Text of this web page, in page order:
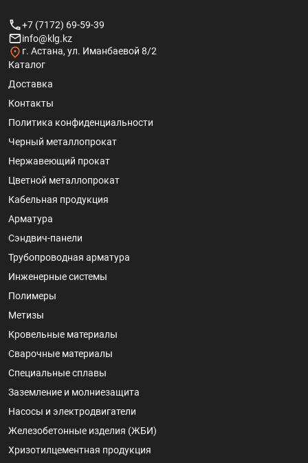
+7 (7172) 69-59-39
info@klg.kz
г. Астана, ул. Иманбаевой 8/2
Каталог
Доставка
Контакты
Политика конфиденциальности
Черный металлопрокат
Нержавеющий прокат
Цветной металлопрокат
Кабельная продукция
Арматура
Сэндвич-панели
Трубопроводная арматура
Инженерные системы
Полимеры
Метизы
Кровельные материалы
Сварочные материалы
Специальные сплавы
Заземление и молниезащита
Насосы и электродвигатели
Железобетонные изделия (ЖБИ)
Хризотилцементная продукция